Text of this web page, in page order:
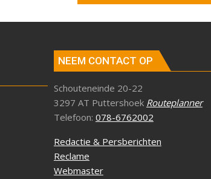
NEEM CONTACT OP
Schouteneinde 20-22
3297 AT Puttershoek Routeplanner
Telefoon: 078-6762002
Redactie & Persberichten
Reclame
Webmaster